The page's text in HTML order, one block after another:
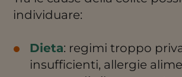
individuare:
Dieta: regimi troppo
insufficienti, allergie